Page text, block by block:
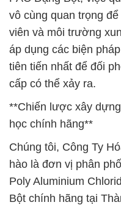
vô cùng quan trọng
viên và môi trường
áp dụng các biện
tiên tiến nhất để đối
cấp có thể xảy ra.
**Chiến lược xây
học chính hãng**
Chúng tôi, Công Ty
hào là đơn vị phân
Poly Aluminium
Bột chính hãng tại